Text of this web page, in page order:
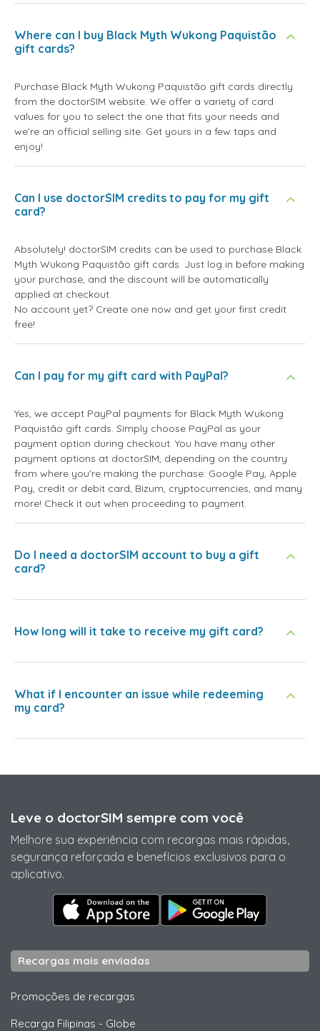
Where can I buy Black Myth Wukong Paquistão
gift cards?
Purchase Black Myth Wukong Paquistão gift cards directly
from the doctorSIM website. We offer a variety of card
values for you to select the one that fits your needs and
we're an official selling site. Get yours in a few taps and
enjoy!
Can I use doctorSIM credits to pay for my gift
card?
Absolutely! doctorSIM credits can be used to purchase Black
Myth Wukong Paquistão gift cards. Just log in before making
your purchase, and the discount will be automatically
applied at checkout.
No account yet? Create one now and get your first credit
free!
Can I pay for my gift card with PayPal?
Yes, we accept PayPal payments for Black Myth Wukong
Paquistão gift cards. Simply choose PayPal as your
payment option during checkout. You have many other
payment options at doctorSIM, depending on the country
from where you're making the purchase: Google Pay, Apple
Pay, credit or debit card, Bizum, cryptocurrencies, and many
more! Check it out when proceeding to payment.
Do I need a doctorSIM account to buy a gift
card?
How long will it take to receive my gift card?
What if I encounter an issue while redeeming
my card?
Leve o doctorSIM sempre com você
Melhore sua experiência com recargas mais rápidas,
segurança reforçada e benefícios exclusivos para o
aplicativo.
Recargas mais enviadas
Promoções de recargas
Recarga Filipinas - Globe